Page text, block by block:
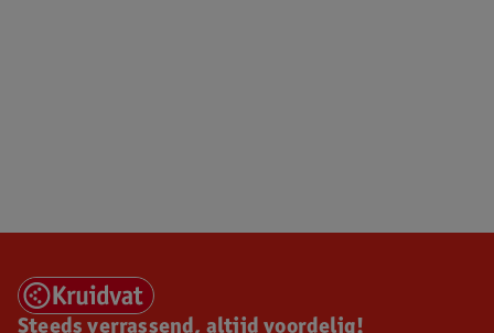
Steeds verrassend, altijd voordelig!